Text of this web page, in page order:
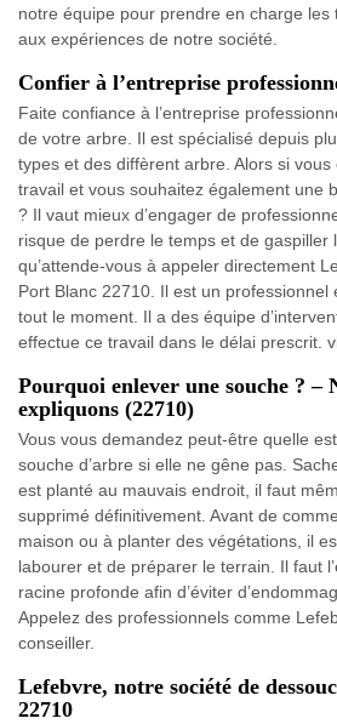
notre équipe pour prendre en charge les
aux expériences de notre société.
Confier à l’entreprise
Faite confiance à l’entreprise
de votre arbre. Il est spécialisé depuis
types et des diffèrent arbre. Alors si
travail et vous souhaitez également une
? Il vaut mieux d’engager de
risque de perdre le temps et de gaspiller
qu’attende-vous à appeler directement
Port Blanc 22710. Il est un professionnel
tout le moment. Il a des équipe
effectue ce travail dans le délai prescrit.
Pourquoi enlever une souche ? –
expliquons (22710)
Vous vous demandez peut-être quelle
souche d’arbre si elle ne gêne pas.
est planté au mauvais endroit, il faut
supprimé définitivement. Avant de
maison ou à planter des végétations, il
labourer et de préparer le terrain. Il faut
racine profonde afin d’éviter
Appelez des professionnels comme
conseiller.
Lefebvre, notre société de
22710